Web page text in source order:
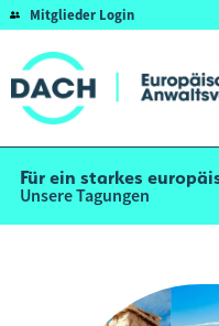
Mitglieder Login
Für ein starkes
Unsere Tagungen